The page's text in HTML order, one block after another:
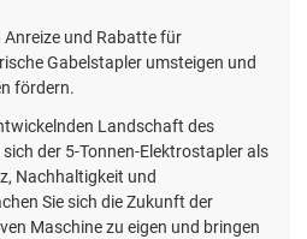
Anreize und Rabatte für
Gabelstapler umsteigen und
fördern.
Landschaft des
der 5-Tonnen-Elektrostapler als
Nachhaltigkeit und
Sie sich die Zukunft der
Maschine zu eigen und bringen